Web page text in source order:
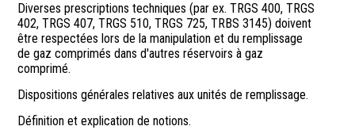
Diverses prescriptions techniques (par ex. TRGS 400, TRGS
402, TRGS 407, TRGS 510, TRGS 725, TRBS 3145) doivent
être respectées lors de la manipulation et du remplissage
de gaz comprimés dans d'autres réservoirs à gaz
comprimé.
Dispositions générales relatives aux unités de remplissage.
Définition et explication de notions.